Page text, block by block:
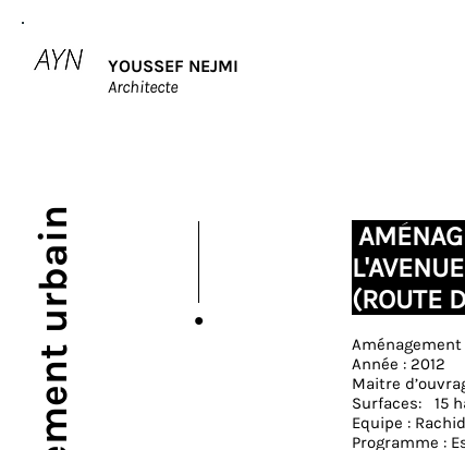
YOUSSEF NEJMI
Architecte
(ROUTE
Année : 2012
Maitre
Surfaces: 15
Equipe :
Programme :